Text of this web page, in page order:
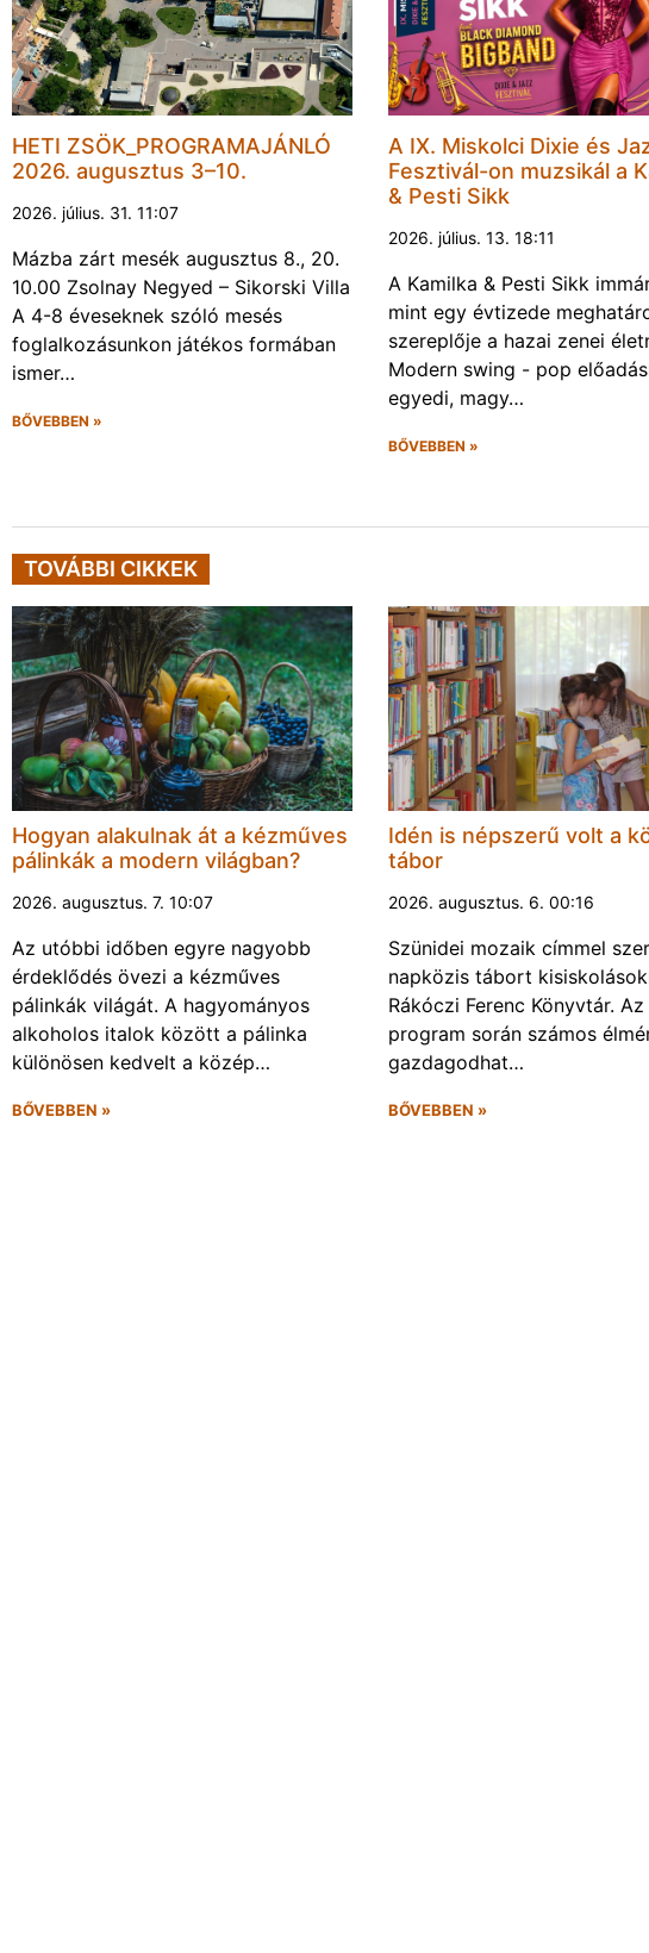
HETI ZSÖK_PROGRAMAJÁNLÓ
2026. augusztus 3–10.
2026. július. 31. 11:07
Mázba zárt mesék augusztus 8., 20.
10.00 Zsolnay Negyed – Sikorski Villa
A 4-8 éveseknek szóló mesés
foglalkozásunkon játékos formában
ismer…
BŐVEBBEN »
A IX. Miskolci Dixie és
Fesztivál-on muzsikál a
& Pesti Sikk
2026. július. 13. 18:11
A Kamilka & Pesti Sikk
mint egy évtizede
szereplője a hazai zenei
Modern swing - pop
egyedi, magy…
BŐVEBBEN »
TOVÁBBI CIKKEK
Hogyan alakulnak át a kézműves
pálinkák a modern világban?
2026. augusztus. 7. 10:07
Az utóbbi időben egyre nagyobb
érdeklődés övezi a kézműves
pálinkák világát. A hagyományos
alkoholos italok között a pálinka
különösen kedvelt a közép…
BŐVEBBEN »
Idén is népszerű volt a
tábor
2026. augusztus. 6. 00:16
Szünidei mozaik címmel
napközis tábort
Rákóczi Ferenc Könyvtár.
program során számos
gazdagodhat…
BŐVEBBEN »